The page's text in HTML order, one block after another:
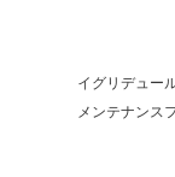
イグリデュー
メンテナンス